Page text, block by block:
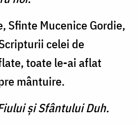
Sfinte Mucenice Gordie,
celei de
toate le-ai aflat
mântuire.
şi Sfântului Duh.